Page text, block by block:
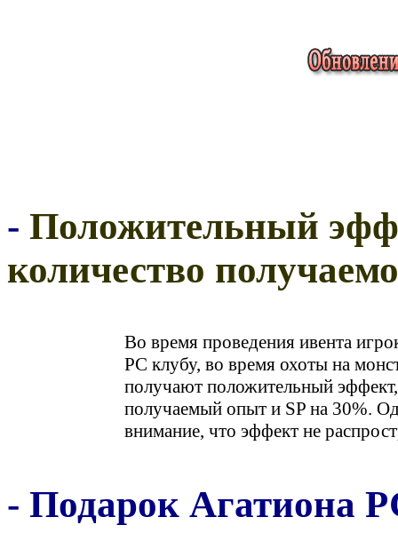
- Положительный
количество
Во время проведения ивента
РС клубу, во время охоты на
получают положительный
получаемый опыт и SP на 30%.
внимание, что эффект не
- Подарок Агатиона